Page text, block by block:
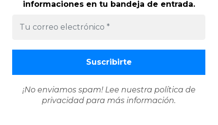
informaciones en tu bandeja de entrada.
¡No enviamos spam! Lee nuestra política de
privacidad para más información.